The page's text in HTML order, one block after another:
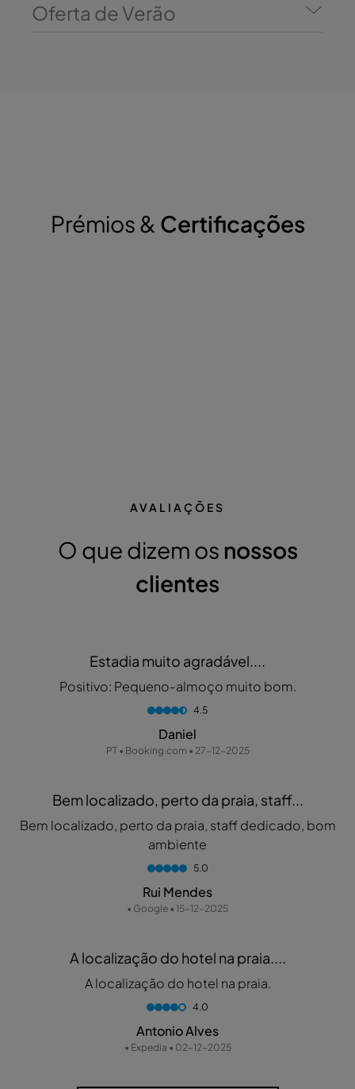
Oferta de Verão
Prémios & Certificações
AVALIAÇÕES
O que dizem os nossos
clientes
Estadia muito agradável....
Positivo: Pequeno-almoço muito bom.
4.5
Daniel
PT • Booking.com • 27-12-2025
Bem localizado, perto da praia, staff...
Bem localizado, perto da praia, staff dedicado, bom
ambiente
5.0
Rui Mendes
• Google • 15-12-2025
A localização do hotel na praia....
A localização do hotel na praia.
4.0
Antonio Alves
• Expedia • 02-12-2025